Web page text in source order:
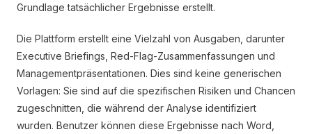
Grundlage tatsächlicher Ergebnisse erstellt.
Die Plattform erstellt eine Vielzahl von Ausgaben, darunter
Executive Briefings, Red-Flag-Zusammenfassungen und
Managementpräsentationen. Dies sind keine generischen
Vorlagen: Sie sind auf die spezifischen Risiken und Chancen
zugeschnitten, die während der Analyse identifiziert
wurden. Benutzer können diese Ergebnisse nach Word,